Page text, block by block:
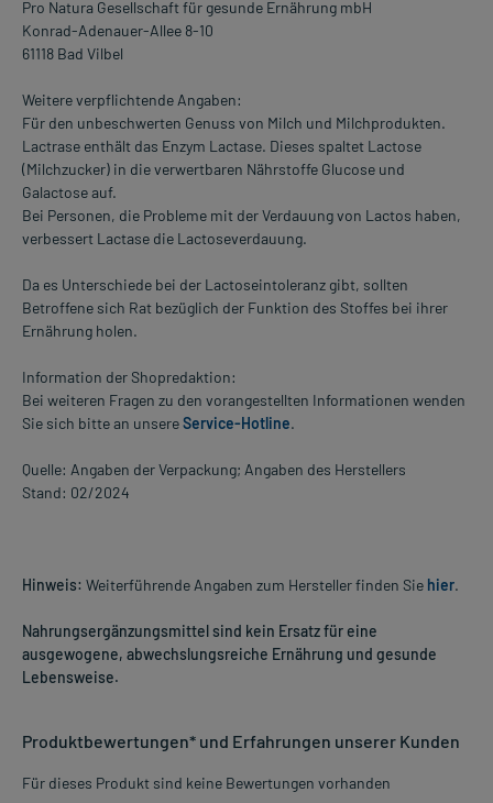
Pro Natura Gesellschaft für gesunde Ernährung mbH
Konrad-Adenauer-Allee 8-10
61118 Bad Vilbel
Weitere verpflichtende Angaben:
Für den unbeschwerten Genuss von Milch und Milchprodukten.
Lactrase enthält das Enzym Lactase. Dieses spaltet Lactose
(Milchzucker) in die verwertbaren Nährstoffe Glucose und
Galactose auf.
Bei Personen, die Probleme mit der Verdauung von Lactos haben,
verbessert Lactase die Lactoseverdauung.
Da es Unterschiede bei der Lactoseintoleranz gibt, sollten
Betroffene sich Rat bezüglich der Funktion des Stoffes bei ihrer
Ernährung holen.
Information der Shopredaktion:
Bei weiteren Fragen zu den vorangestellten Informationen wenden
Sie sich bitte an unsereService-Hotline.
Quelle: Angaben der Verpackung; Angaben des Herstellers
Stand: 02/2024
Hinweis: Weiterführende Angaben zum Hersteller finden Sie hier.
Nahrungsergänzungsmittel sind kein Ersatz für eine
ausgewogene, abwechslungsreiche Ernährung und gesunde
Lebensweise.
Produktbewertungen* und Erfahrungen unserer Kunden
Für dieses Produkt sind keine Bewertungen vorhanden